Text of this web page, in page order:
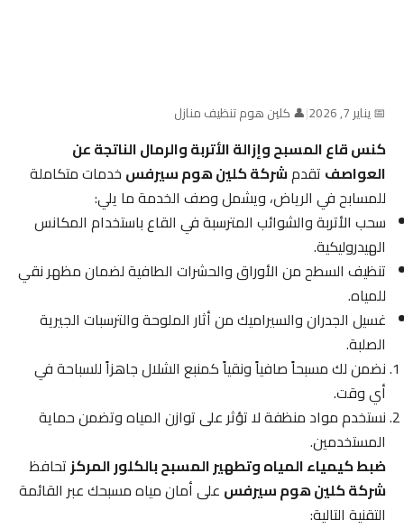
📅 يناير 7, 2026 |👤 كلين هوم تنظيف منازل
كنس قاع المسبح وإزالة الأتربة والرمال الناتجة عن
العواصفتقدمشركة كلين هوم سيرفسخدمات متكاملة
للمسابح في الرياض، ويشمل وصف الخدمة ما يلي:
سحب الأتربة والشوائب المترسبة في القاع باستخدام المكانس
الهيدروليكية.
تنظيف السطح من الأوراق والحشرات الطافية لضمان مظهر نقي
للمياه.
غسيل الجدران والسيراميك من أثار الملوحة والترسبات الجيرية
الصلبة.
نضمن لك مسبحاً صافياً ونقياً كمنبع الشلال جاهزاً للسباحة في
أي وقت.
نستخدم مواد منظفة لا تؤثر على توازن المياه وتضمن حماية
المستخدمين.
ضبط كيمياء المياه وتطهير المسبح بالكلور المركزتحافظ
شركة كلين هوم سيرفسعلى أمان مياه مسبحك عبر القائمة
التقنية التالية: